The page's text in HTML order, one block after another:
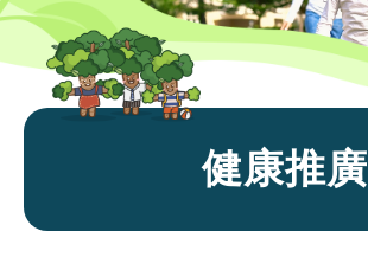
健康推廣